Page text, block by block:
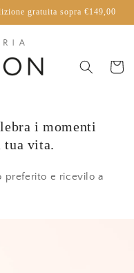
gratuita sopra €149,00
Carrello
i momenti
tua vita.
preferito e ricevilo a